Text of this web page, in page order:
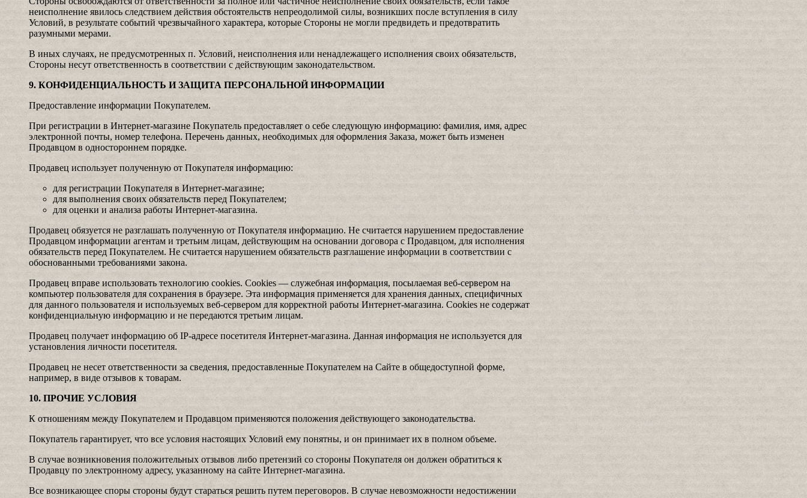
неисполнение явилось следствием действия обстоятельств непреодолимой силы, возникших после вступления в силу
Условий, в результате событий чрезвычайного характера, которые Стороны не могли предвидеть и предотвратить
разумными мерами.
В иных случаях, не предусмотренных п. Условий, неисполнения или ненадлежащего исполнения своих обязательств,
Стороны несут ответственность в соответствии с действующим законодательством.
9. КОНФИДЕНЦИАЛЬНОСТЬ И ЗАЩИТА ПЕРСОНАЛЬНОЙ ИНФОРМАЦИИ
Предоставление информации Покупателем.
При регистрации в Интернет-магазине Покупатель предоставляет о себе следующую информацию: фамилия, имя, адрес
электронной почты, номер телефона. Перечень данных, необходимых для оформления Заказа, может быть изменен
Продавцом в одностороннем порядке.
Продавец использует полученную от Покупателя информацию:
для регистрации Покупателя в Интернет-магазине;
для выполнения своих обязательств перед Покупателем;
для оценки и анализа работы Интернет-магазина.
Продавец обязуется не разглашать полученную от Покупателя информацию. Не считается нарушением предоставление
Продавцом информации агентам и третьим лицам, действующим на основании договора с Продавцом, для исполнения
обязательств перед Покупателем. Не считается нарушением обязательств разглашение информации в соответствии с
обоснованными требованиями закона.
Продавец вправе использовать технологию cookies. Cookies — служебная информация, посылаемая веб-сервером на
компьютер пользователя для сохранения в браузере. Эта информация применяется для хранения данных, специфичных
для данного пользователя и используемых веб-сервером для корректной работы Интернет-магазина. Cookies не содержат
конфиденциальную информацию и не передаются третьим лицам.
Продавец получает информацию об IP-адресе посетителя Интернет-магазина. Данная информация не используется для
установления личности посетителя.
Продавец не несет ответственности за сведения, предоставленные Покупателем на Сайте в общедоступной форме,
например, в виде отзывов к товарам.
10. ПРОЧИЕ УСЛОВИЯ
К отношениям между Покупателем и Продавцом применяются положения действующего законодательства.
Покупатель гарантирует, что все условия настоящих Условий ему понятны, и он принимает их в полном объеме.
В случае возникновения положительных отзывов либо претензий со стороны Покупателя он должен обратиться к
Продавцу по электронному адресу, указанному на сайте Интернет-магазина.
Все возникающее споры стороны будут стараться решить путем переговоров. В случае невозможности недостижении